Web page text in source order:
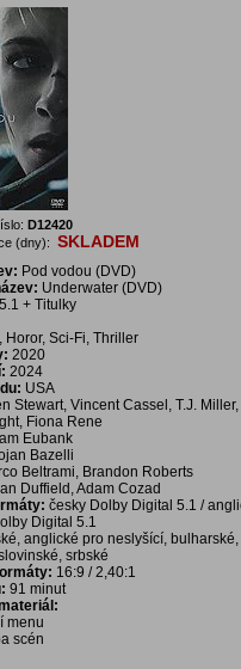
D12420
(dny): SKLADEM
Pod vodou (DVD)
Underwater (DVD)
+ Titulky
Horor, Sci-Fi, Thriller
2020
2024
USA
Stewart, Vincent Cassel, T.J.
Fiona Rene
Eubank
Bazelli
Beltrami, Brandon Roberts
Duffield, Adam Cozad
česky Dolby Digital 5.1 /
Digital 5.1
anglické pro neslyšící,
srbské
16:9 / 2,40:1
91 minut
menu
scén